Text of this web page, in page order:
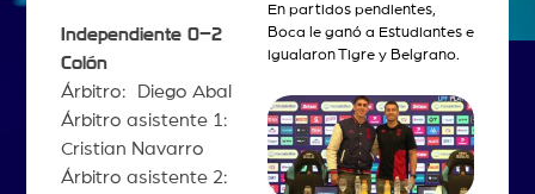
Independiente 0–2
Colón
Árbitro: Diego Abal
Árbitro asistente 1:
Cristian Navarro
Árbitro asistente 2:
En partidos pendientes,
Boca le ganó a Estudiantes e
igualaron Tigre y Belgrano.